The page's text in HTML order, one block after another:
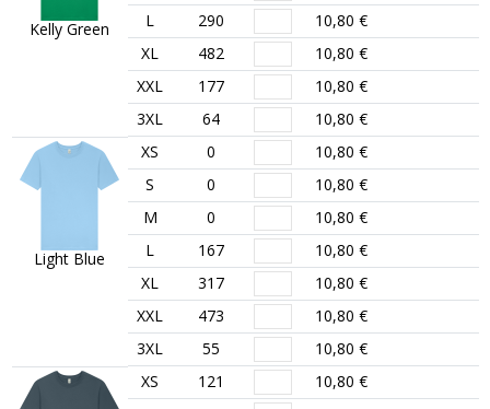
Kelly Green
L
290
10,80 €
XL
482
10,80 €
XXL
177
10,80 €
3XL
64 10,80 €
Light Blue
XS 0
10,80 €
S
0
10,80 €
M
0
10,80 €
L
167
10,80 €
XL
317
10,80 €
XXL
473
10,80 €
3XL
55
10,80 €
XS
121
10,80 €